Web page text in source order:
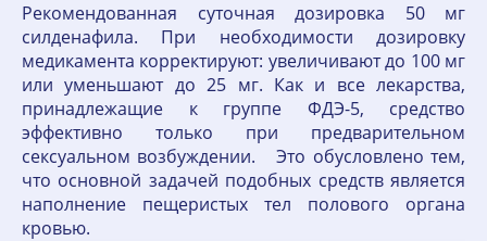
Рекомендованная суточная дозировка 50 мг
силденафила. При необходимости дозировку
медикамента корректируют: увеличивают до 100 мг
или уменьшают до 25 мг. Как и все лекарства,
принадлежащие к группе ФДЭ-5, средство
эффективно только при предварительном
сексуальном возбуждении. Это обусловлено тем,
что основной задачей подобных средств является
наполнение пещеристых тел полового органа
кровью.